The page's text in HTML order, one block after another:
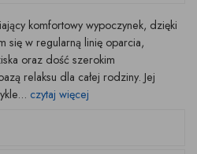
komfortowy wypoczynek, dzięki
się w regularną linię oparcia,
oraz dość szerokim
relaksu dla całej rodziny. Jej
czytaj więcej